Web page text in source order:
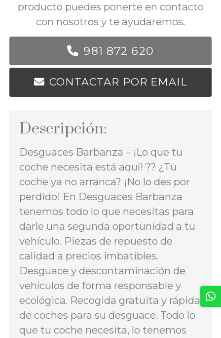
producto puedes ponerte en contacto
con nosotros y te ayudaremos.
981 872 620
CONTACTAR POR EMAIL
Descripción:
Desguaces Barbanza – ¡Lo que tu
coche necesita está aquí! ?? ¿Tu
coche ya no arranca? ¡No lo des por
perdido! En Desguaces Barbanza
tenemos todo lo que necesitas para
darle una segunda oportunidad a tu
vehículo. Piezas de repuesto de
calidad a precios imbatibles.
Desguace y descontaminación de
vehículos de forma responsable y
ecológica. Recogida gratuita y rápida
de coches para su desguace. Todo lo
que tu coche necesita, lo tenemos